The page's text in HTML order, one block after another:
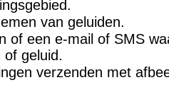
van geluiden.
of een e-mail of SMS
of geluid.
verzenden met